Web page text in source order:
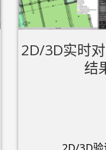
2D/3D实时
结